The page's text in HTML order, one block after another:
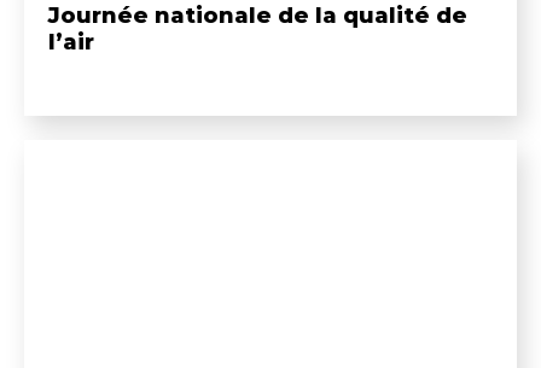
Journée nationale de la qualité de
l’air